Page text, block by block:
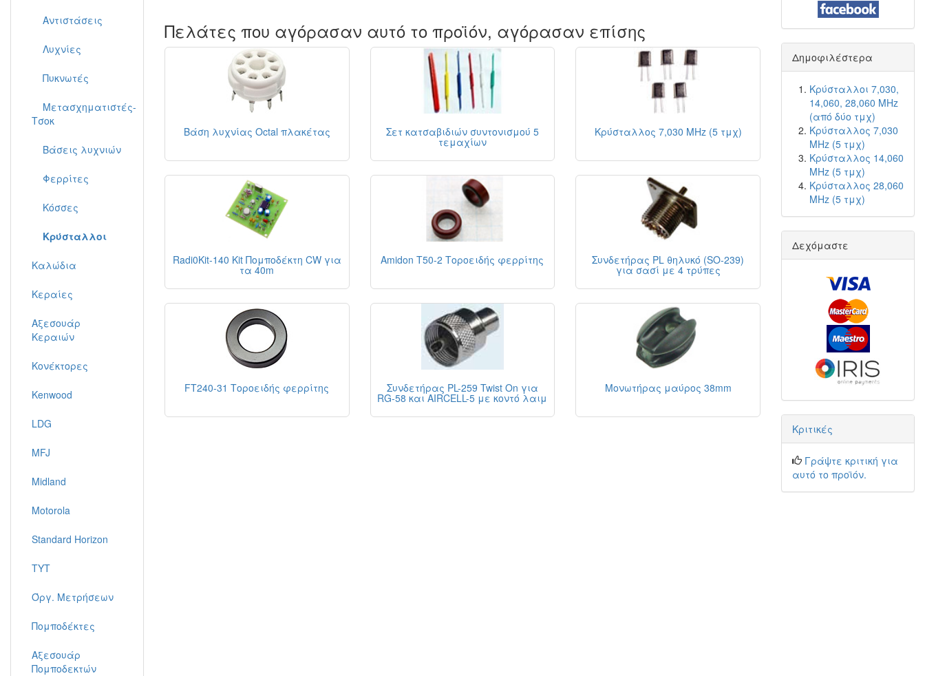
Πελάτες που αγόρασαν αυτό το προϊόν, αγόρασαν επίσης
Βάση λυχνίας Octal πλακέτας Σετ κατσαβιδιών συντονισμού 5
τεμαχίων
Κρύσταλλος 7,030 MHz (5 τμχ)
Radi0Kit-140 Kit Πομποδέκτη CW για
τα 40m
Amidon T50-2 Τοροειδής φερρίτης Συνδετήρας PL θηλυκό (SO-239)
για σασί με 4 τρύπες
FT240-31 Τοροειδής φερρίτης Συνδετήρας PL-259 Twist On για
RG-58 και AIRCELL-5 με κοντό λαιμ
Μονωτήρας μαύρος 38mm
Αντιστάσεις
Λυχνίες
Πυκνωτές
Μετασχηματιστές-
Τσοκ
Βάσεις λυχνιών
Φερρίτες
Κόσσες
Κρύσταλλοι
Καλώδια
Κεραίες
Αξεσουάρ
Κεραιών
Κονέκτορες
Kenwood
LDG
MFJ
Midland
Motorola
Standard Horizon
TYT
Όργ. Μετρήσεων
Πομποδέκτες
Αξεσουάρ
Πομποδεκτών
Δημοφιλέστερα
Κρύσταλλοι 7,030,
14,060, 28,060 MHz
(από δύο τμχ)
Κρύσταλλος 7,030
MHz (5 τμχ)
Κρύσταλλος 14,060
MHz (5 τμχ)
Κρύσταλλος 28,060
MHz (5 τμχ)
Δεχόμαστε
Κριτικές
Γράψτε κριτική για
αυτό το προϊόν.